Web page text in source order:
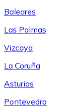
Baleares
Las Palmas
Vizcaya
La Coruña
Asturias
Pontevedra